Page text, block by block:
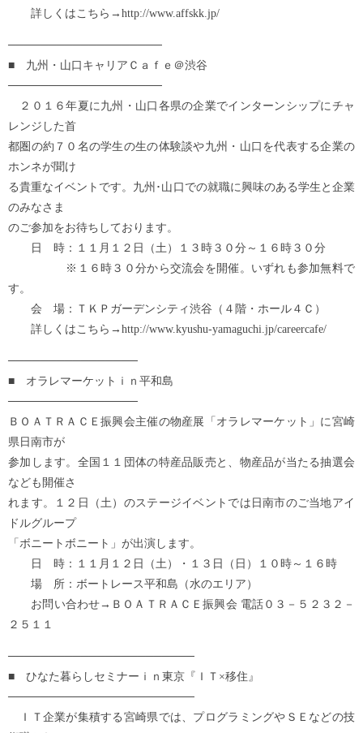
詳しくはこちら→http://www.affskk.jp/
───────────────────
■ 九州・山口キャリアＣａｆｅ＠渋谷
───────────────────
２０１６年夏に九州・山口各県の企業でインターンシップにチャ
レンジした首
都圏の約７０名の学生の生の体験談や九州・山口を代表する企業の
ホンネが聞け
る貴重なイベントです。九州･山口での就職に興味のある学生と企業
のみなさま
のご参加をお待ちしております。
日 時：１１月１２日（土）１３時３０分～１６時３０分
※１６時３０分から交流会を開催。いずれも参加無料で
す。
会 場：ＴＫＰガーデンシティ渋谷（４階・ホール４Ｃ）
詳しくはこちら→http://www.kyushu-yamaguchi.jp/careercafe/
────────────────
■ オラレマーケットｉｎ平和島
────────────────
ＢＯＡＴＲＡＣＥ振興会主催の物産展「オラレマーケット」に宮崎
県日南市が
参加します。全国１１団体の特産品販売と、物産品が当たる抽選会
なども開催さ
れます。１２日（土）のステージイベントでは日南市のご当地アイ
ドルグループ
「ボニートボニート」が出演します。
日 時：１１月１２日（土）・１３日（日）１０時～１６時
場 所：ボートレース平和島（水のエリア）
お問い合わせ→ＢＯＡＴＲＡＣＥ振興会 電話０３－５２３２－
２５１１
───────────────────────
■ ひなた暮らしセミナーｉｎ東京『ＩＴ×移住』
───────────────────────
ＩＴ企業が集積する宮崎県では、プログラミングやＳＥなどの技